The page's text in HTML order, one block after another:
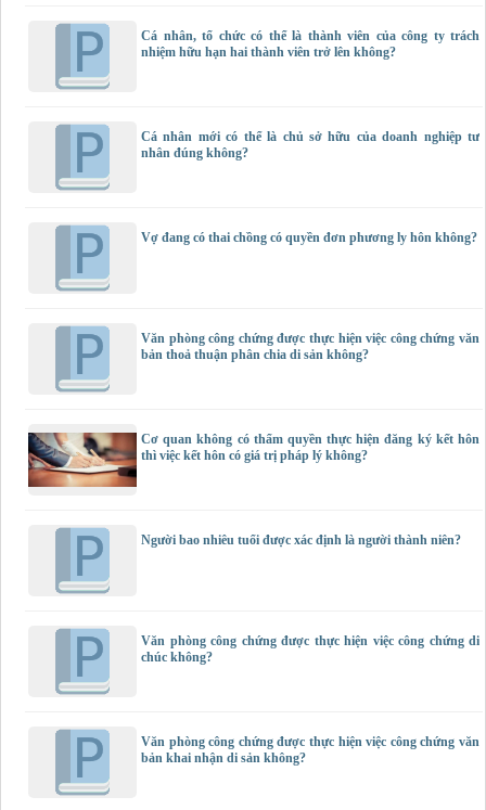
Cá nhân, tổ chức có thể là thành viên của công ty trách
nhiệm hữu hạn hai thành viên trở lên không?
Cá nhân mới có thể là chủ sở hữu của doanh nghiệp tư
nhân đúng không?
Vợ đang có thai chồng có quyền đơn phương ly hôn không?
Văn phòng công chứng được thực hiện việc công chứng văn
bản thoả thuận phân chia di sản không?
Cơ quan không có thẩm quyền thực hiện đăng ký kết hôn
thì việc kết hôn có giá trị pháp lý không?
Người bao nhiêu tuổi được xác định là người thành niên?
Văn phòng công chứng được thực hiện việc công chứng di
chúc không?
Văn phòng công chứng được thực hiện việc công chứng văn
bản khai nhận di sản không?